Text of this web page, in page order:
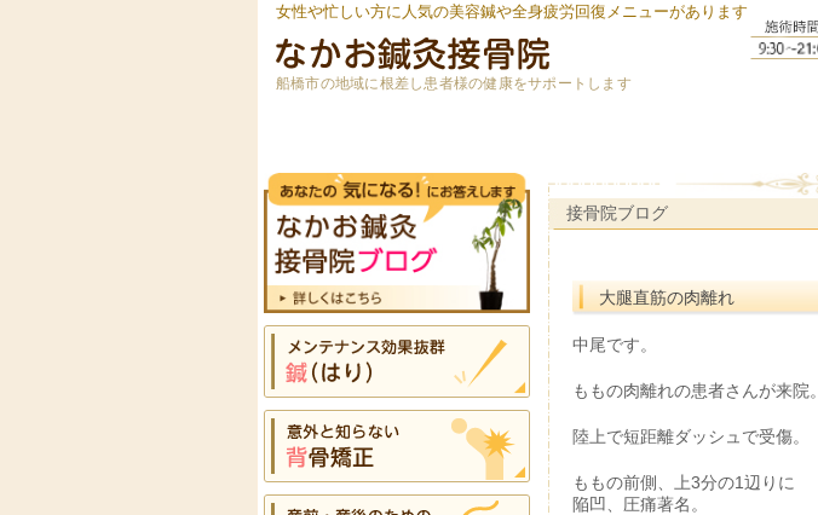
女性や忙しい方に人気の美容鍼や全身疲労回復メニューがあります
船橋市の地域に根差し患者様の健康をサポートします
接骨院ブログ
大腿直筋の肉離れ
中尾です。
ももの肉離れの患者さんが来院。
陸上で短距離ダッシュで受傷。
ももの前側、上3分の1辺りに
陥凹、圧痛著名。